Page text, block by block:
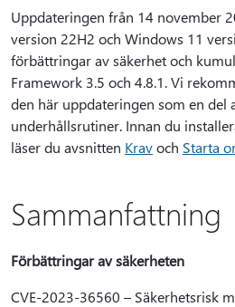
Uppdateringen från 14 november
version 22H2 och Windows 11
förbättringar av säkerhet och
Framework 3.5 och 4.8.1. Vi
den här uppdateringen som en del
underhållsrutiner. Innan du
läser du avsnitten Kravoch Starta
Sammanfattning
Förbättringar av säkerheten
CVE-2023-36560 – Säkerhetsrisk